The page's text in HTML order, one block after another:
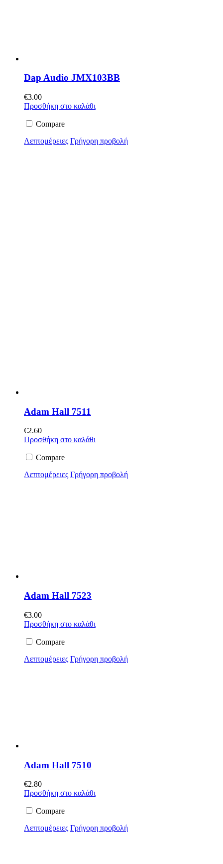
Dap Audio JMX103BB
€3.00
Προσθήκη στο καλάθι
Compare
Λεπτομέρειες Γρήγορη προβολή
Adam Hall 7511
€2.60
Προσθήκη στο καλάθι
Compare
Λεπτομέρειες Γρήγορη προβολή
Adam Hall 7523
€3.00
Προσθήκη στο καλάθι
Compare
Λεπτομέρειες Γρήγορη προβολή
Adam Hall 7510
€2.80
Προσθήκη στο καλάθι
Compare
Λεπτομέρειες Γρήγορη προβολή